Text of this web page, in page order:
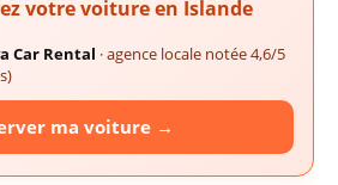
votre voiture en Islande
Car Rental · agence locale notée 4,6/5
ma voiture →